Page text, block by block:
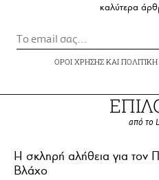
καλύτερα
ΟΡΟΙ ΧΡΗΣΗΣΚΑΙ
από το
H σκληρή αλήθεια για τον
Βλάχο